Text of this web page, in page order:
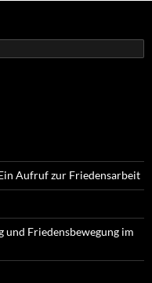
Aufruf zur Friedensarbeit
und Friedensbewegung im